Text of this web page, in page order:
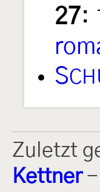
27:
S
Zuletzt
Kettner-